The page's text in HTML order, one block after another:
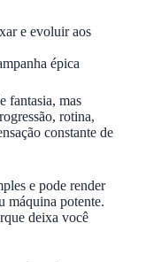
e evoluir aos
épica
fantasia, mas
rotina,
constante de
e pode render
máquina potente.
deixa você